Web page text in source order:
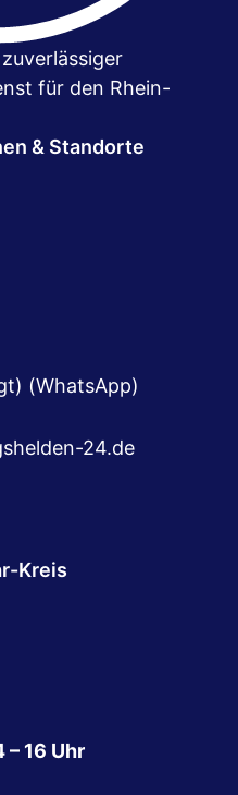
zuver­lässiger
für den Rhein-
& Standorte
(WhatsApp)
24.de
Kreis
– 16 Uhr